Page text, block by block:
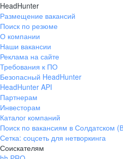
HeadHunter
Размещение вакансий
Поиск по резюме
О компании
Наши вакансии
Реклама на сайте
Требования к ПО
Безопасный HeadHunter
HeadHunter API
Партнерам
Инвесторам
Каталог компаний
Поиск по вакансиям в Солдатском
Сетка: соцсеть для нетворкинга
Соискателям